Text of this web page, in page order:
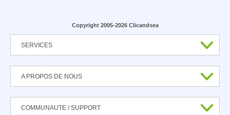
Copyright 2005-2026 Clicandsea
SERVICES
A PROPOS DE NOUS
COMMUNAUTE / SUPPORT